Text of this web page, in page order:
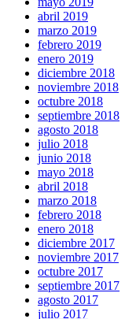
abril 2019
marzo 2019
febrero 2019
enero 2019
diciembre 2018
noviembre 2018
octubre 2018
septiembre 2018
agosto 2018
julio 2018
junio 2018
mayo 2018
abril 2018
marzo 2018
febrero 2018
enero 2018
diciembre 2017
noviembre 2017
octubre 2017
septiembre 2017
agosto 2017
julio 2017